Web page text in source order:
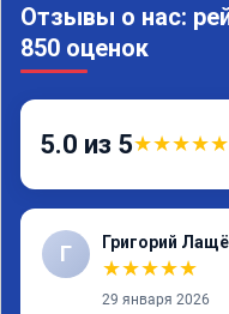
Отзывы о нас:
850 оценок
5.0 из 5★★★★★
Г Григорий
★★★★★
29 января 2026